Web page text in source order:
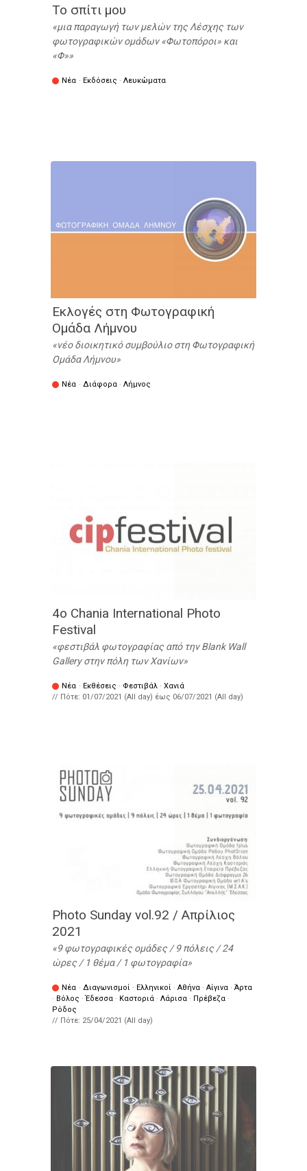
Το σπίτι μου
μια παραγωγή των μελών της Λέσχης των
φωτογραφικών ομάδων «Φωτοπόροι» και
«Φ»
Νέα · Εκδόσεις · Λευκώματα
Εκλογές στη Φωτογραφική
Ομάδα Λήμνου
νέο διοικητικό συμβούλιο στη Φωτογραφική
Ομάδα Λήμνου
Νέα · Διάφορα · Λήμνος
4ο Chania International Photo
Festival
φεστιβάλ φωτογραφίας από την Blank Wall
Gallery στην πόλη των Χανίων
Νέα · Εκθέσεις · Φεστιβάλ · Χανιά
// Πότε: 01/07/2021 (All day) έως 06/07/2021 (All day)
Photo Sunday vol.92 / Απρίλιος
2021
9 φωτογραφικές ομάδες / 9 πόλεις / 24
ώρες / 1 θέμα / 1 φωτογραφία
Νέα · Διαγωνισμοί · Ελληνικοί · Αθήνα · Αίγινα · Άρτα
· Βόλος ·Έδεσσα · Καστοριά · Λάρισα · Πρέβεζα ·
Ρόδος
// Πότε: 25/04/2021 (All day)